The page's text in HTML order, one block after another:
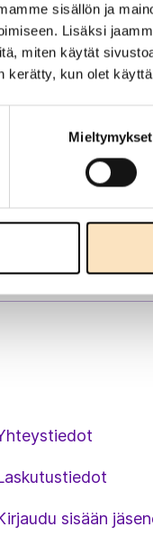
sisällön ja
Lisäksi
miten käytät
kerätty, kun olet
Mieltymykset
sisään